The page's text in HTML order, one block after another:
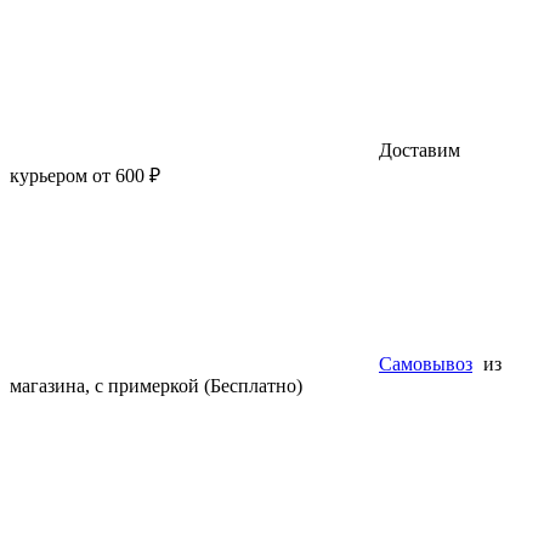
Доставим
курьером от 600 ₽
Самовывоз из
магазина, с примеркой (Бесплатно)